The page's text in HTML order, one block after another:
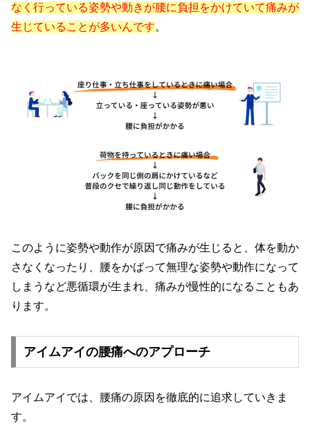
なく行っている姿勢や動きが腰に負担をかけていて痛みが
生じていることが多いんです。
このように姿勢や動作が原因で痛みが生じると、体を動か
さなくなったり、腰をかばって無理な姿勢や動作になって
しまう など悪循環が生まれ、痛みが慢性的になることもあ
ります。
アイムアイの腰痛へのアプローチ
アイムアイでは、腰痛の原因を徹底的に追求していきま
す。